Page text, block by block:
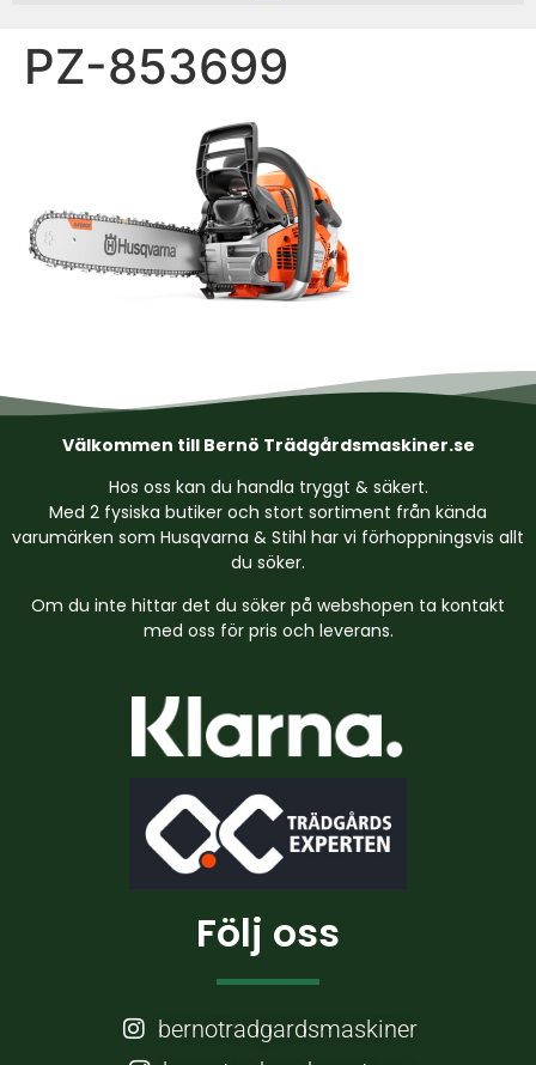
PZ-853699
Välkommen till Bernö Trädgårdsmaskiner.se
Hos oss kan du handla tryggt & säkert.
Med 2 fysiska butiker och stort sortiment från kända
varumärken som Husqvarna & Stihl har vi förhoppningsvis allt
du söker.
Om du inte hittar det du söker på webshopen ta kontakt
med oss för pris och leverans.
Följ oss
bernotradgardsmaskiner